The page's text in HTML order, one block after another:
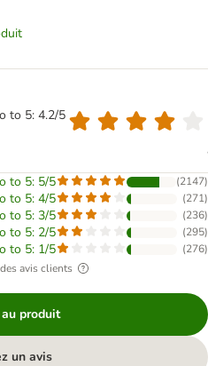
to 5: 4.2/5
to 5: 5/5 (2147)
to 5: 4/5 (271)
to 5: 3/5 (236)
to 5: 2/5 (295)
to 5: 1/5 (276)
avis clients
produit
un avis